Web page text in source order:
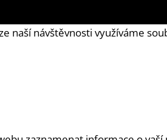
návštěvnosti využíváme